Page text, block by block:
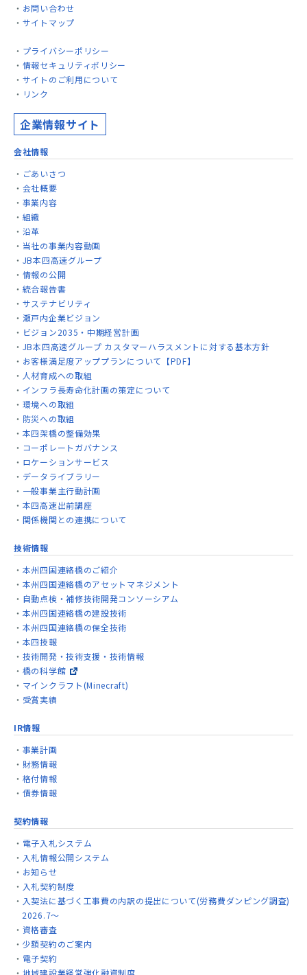
お問い合わせ
サイトマップ
プライバシーポリシー
情報セキュリティポリシー
サイトのご利用について
リンク
企業情報サイト
会社情報
ごあいさつ
会社概要
事業内容
組織
沿革
当社の事業内容動画
JB本四高速グループ
情報の公開
統合報告書
サステナビリティ
瀬戸内企業ビジョン
ビジョン2035・中期経営計画
JB本四高速グループ カスタマーハラスメントに対する基本方針
お客様満足度アッププランについて【PDF】
人材育成への取組
インフラ長寿命化計画の策定について
環境への取組
防災への取組
本四架橋の整備効果
コーポレートガバナンス
ロケーションサービス
データライブラリー
一般事業主行動計画
本四高速出前講座
関係機関との連携について
技術情報
本州四国連絡橋のご紹介
本州四国連絡橋のアセットマネジメント
自動点検・補修技術開発コンソーシアム
本州四国連絡橋の建設技術
本州四国連絡橋の保全技術
本四技報
技術開発・技術支援・技術情報
橋の科学館
マインクラフト(Minecraft)
受賞実績
IR情報
事業計画
財務情報
格付情報
債券情報
契約情報
電子入札システム
入札情報公開システム
お知らせ
入札契約制度
入契法に基づく工事費の内訳の提出について(労務費ダンピング調査)
2026.7～
資格審査
少額契約のご案内
電子契約
地域建設業経営強化融資制度